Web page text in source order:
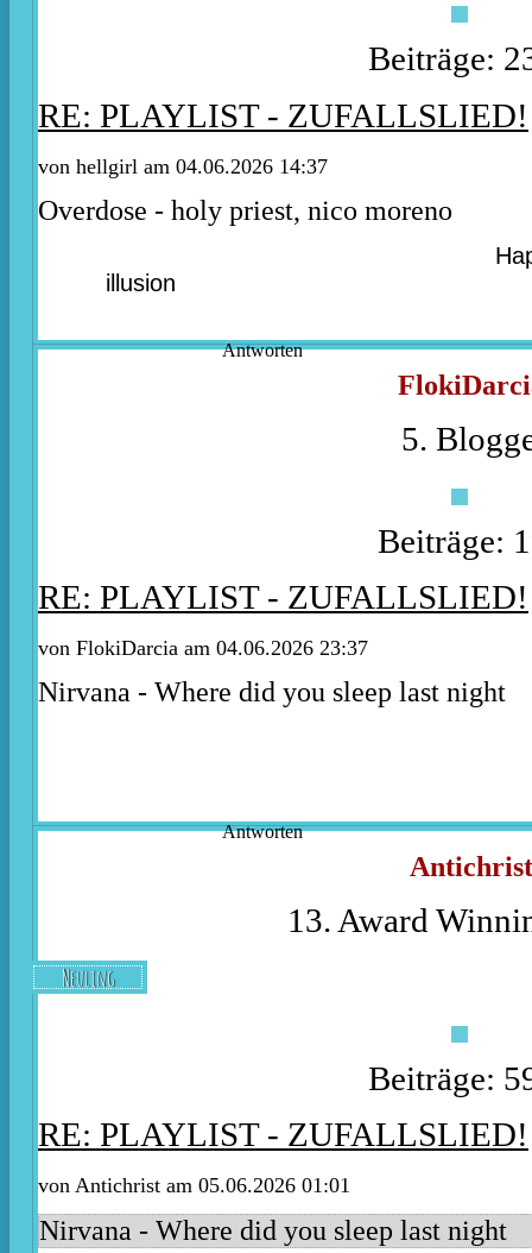
Beiträge:
RE: PLAYLIST - ZUFALLSLIED!
von hellgirl am 04.06.2026 14:37
Overdose - holy priest, nico moreno
illusion
Antworten
5.
Beiträge:
RE: PLAYLIST - ZUFALLSLIED!
von FlokiDarcia am 04.06.2026 23:37
Nirvana - Where did you sleep last night
Antworten
Antichrist
13. Award
Neuling
Beiträge:
RE: PLAYLIST - ZUFALLSLIED!
von Antichrist am 05.06.2026 01:01
Nirvana - Where did you sleep last night